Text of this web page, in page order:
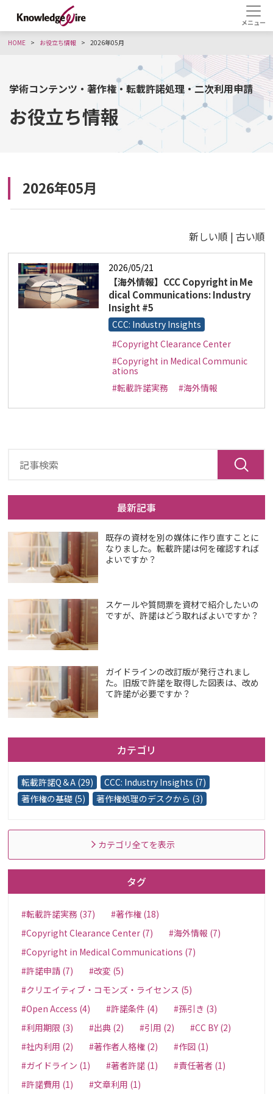
HOME お役立ち情報 2026年05月
学術コンテンツ・著作権・転載許諾処理・二次利用申請
お役立ち情報
2026年05月
新しい順 | 古い順
2026/05/21
【海外情報】CCC Copyright in Me
dical Communications: Industry
Insight #5
CCC: Industry Insights
#Copyright Clearance Center
#Copyright in Medical Communic
ations
#転載許諾実務
#海外情報
最新記事
既存の資材を別の媒体に作り直すことに
なりました。転載許諾は何を確認すれば
よいですか？
スケールや質問票を資材で紹介したいの
ですが、許諾はどう取ればよいですか？
ガイドラインの改訂版が発行されまし
た。旧版で許諾を取得した図表は、改め
て許諾が必要ですか？
カテゴリ
転載許諾Q＆A (29)
CCC: Industry Insights (7)
著作権の基礎 (5)
著作権処理のデスクから (3)
カテゴリ全てを表示
タグ
#転載許諾実務 (37)
#著作権 (18)
#Copyright Clearance Center (7)
#海外情報 (7)
#Copyright in Medical Communications (7)
#許諾申請 (7)
#改変 (5)
#クリエイティブ・コモンズ・ライセンス (5)
#Open Access (4)
#許諾条件 (4)
#孫引き (3)
#利用期限 (3)
#出典 (2) #引用 (2)
#CC BY (2)
#社内利用 (2)
#著作者人格権 (2)
#作図 (1)
#ガイドライン (1)
#著者許諾 (1)
#責任著者 (1)
#許諾費用 (1)
#文章利用 (1)